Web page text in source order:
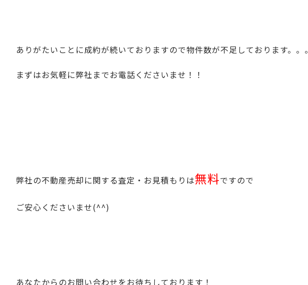
ありがたいことに成約が続いておりますので物件数が不足しております。。。
まずはお気軽に弊社までお電話くださいませ！！
弊社の不動産売却に関する査定・お見積もりは無料ですので
ご安心くださいませ(^^)
あなたからのお問い合わせをお待ちしております！